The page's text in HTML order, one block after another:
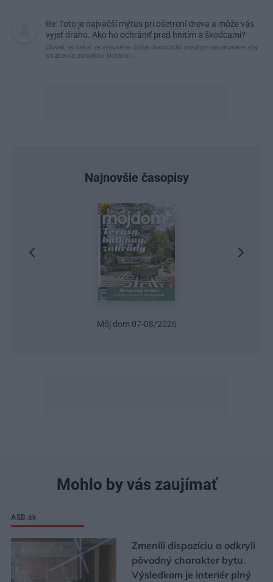
Re: Toto je najväčší mýtus pri ošetrení dreva a môže vás
vyjsť draho. Ako ho ochrániť pred hnitím a škodcami?
clovek by cakal ze vysusene drahe drevo bolo predtym naparovane aby
sa zbavilo zarodkov skodcov...
Najnovšie časopisy
Môj dom 07-08/2026
Mohlo by vás zaujímať
ASB.sk
Zmenili dispozíciu a odkryli
pôvodný charakter bytu.
Výsledkom je interiér plný